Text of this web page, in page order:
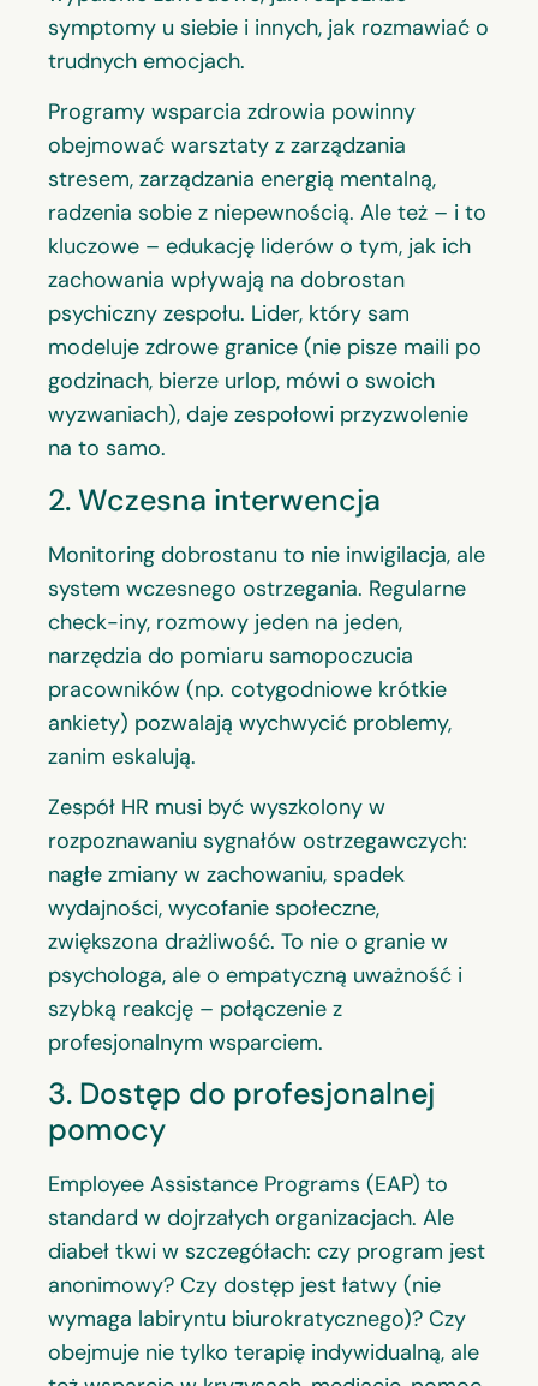
symptomy u siebie i innych, jak rozmawiać o
trudnych emocjach.
Programy wsparcia zdrowia powinny
obejmować warsztaty z zarządzania
stresem, zarządzania energią mentalną,
radzenia sobie z niepewnością. Ale też – i to
kluczowe – edukację liderów o tym, jak ich
zachowania wpływają na dobrostan
psychiczny zespołu. Lider, który sam
modeluje zdrowe granice (nie pisze maili po
godzinach, bierze urlop, mówi o swoich
wyzwaniach), daje zespołowi przyzwolenie
na to samo.
2. Wczesna interwencja
Monitoring dobrostanu to nie inwigilacja, ale
system wczesnego ostrzegania. Regularne
check-iny, rozmowy jeden na jeden,
narzędzia do pomiaru samopoczucia
pracowników (np. cotygodniowe krótkie
ankiety) pozwalają wychwycić problemy,
zanim eskalują.
Zespół HR musi być wyszkolony w
rozpoznawaniu sygnałów ostrzegawczych:
nagłe zmiany w zachowaniu, spadek
wydajności, wycofanie społeczne,
zwiększona drażliwość. To nie o granie w
psychologa, ale o empatyczną uważność i
szybką reakcję – połączenie z
profesjonalnym wsparciem.
3. Dostęp do profesjonalnej
pomocy
Employee Assistance Programs (EAP) to
standard w dojrzałych organizacjach. Ale
diabeł tkwi w szczegółach: czy program jest
anonimowy? Czy dostęp jest łatwy (nie
wymaga labiryntu biurokratycznego)? Czy
obejmuje nie tylko terapię indywidualną, ale